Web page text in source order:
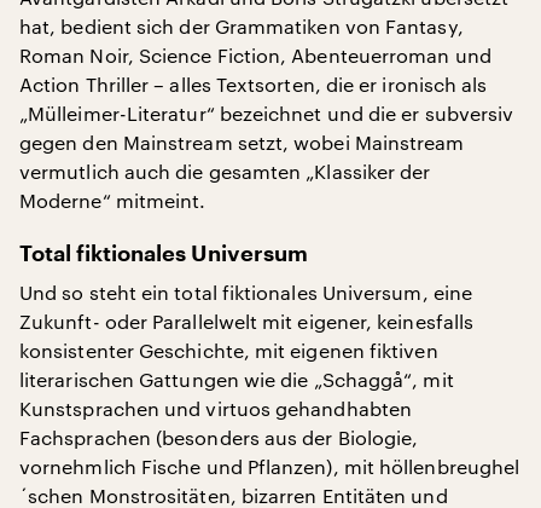
hat, bedient sich der Grammatiken von Fantasy,
Roman Noir, Science Fiction, Abenteuerroman und
Action Thriller – alles Textsorten, die er ironisch als
„Mülleimer-Literatur“ bezeichnet und die er subversiv
gegen den Mainstream setzt, wobei Mainstream
vermutlich auch die gesamten „Klassiker der
Moderne“ mitmeint.
Total fiktionales Universum
Und so steht ein total fiktionales Universum, eine
Zukunft- oder Parallelwelt mit eigener, keinesfalls
konsistenter Geschichte, mit eigenen fiktiven
literarischen Gattungen wie die „Schaggå“, mit
Kunstsprachen und virtuos gehandhabten
Fachsprachen (besonders aus der Biologie,
vornehmlich Fische und Pflanzen), mit höllenbreughel
´schen Monstrositäten, bizarren Entitäten und